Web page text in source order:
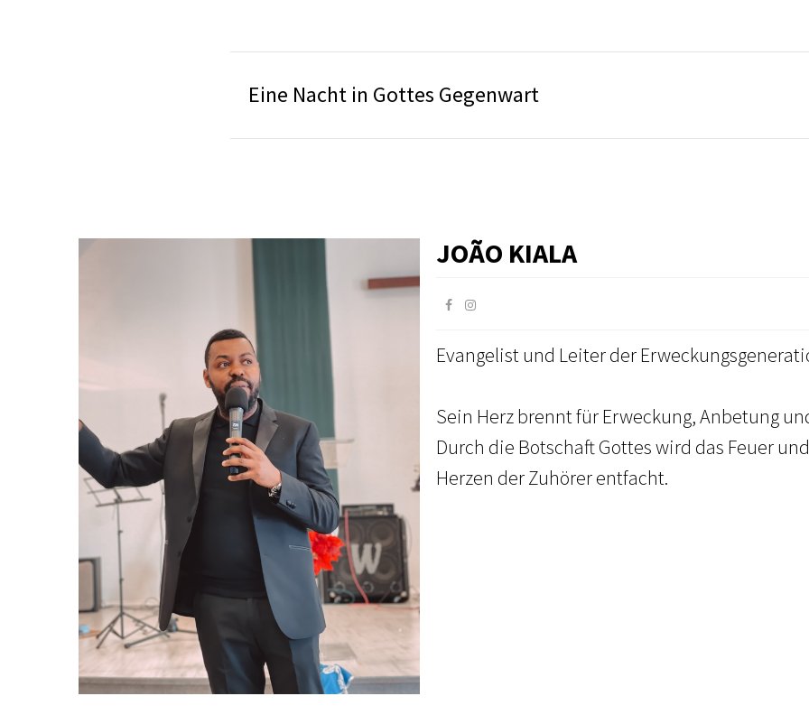
Eine Nacht in Gottes Gegenwart
JOÃO KIALA
Evangelist und Leiter der
Sein Herz brennt für Erweckung, Anbetung
Durch die Botschaft Gottes wird das Feuer
Herzen der Zuhörer entfacht.